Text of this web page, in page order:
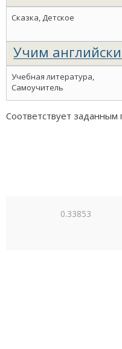
Сказка, Детское
Учим
мин.)
Учебная литература,
Самоучитель
Соответствует заданным
0.33853